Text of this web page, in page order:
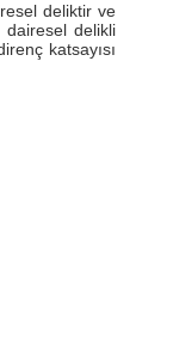
deliktir ve
dairesel delikli
katsayısı